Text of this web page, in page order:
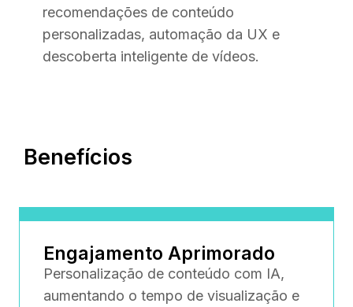
recomendações de conteúdo
personalizadas, automação da UX e
descoberta inteligente de vídeos.
Benefícios
Engajamento Aprimorado
Personalização de conteúdo com IA,
aumentando o tempo de visualização e